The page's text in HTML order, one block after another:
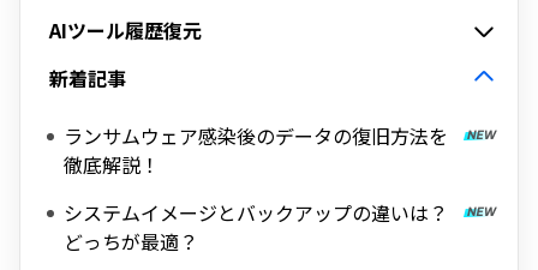
AIツール履歴復元
新着記事
ランサムウェア感染後のデータの復旧方法を
徹底解説！
システムイメージとバックアップの違いは？
どっちが最適？